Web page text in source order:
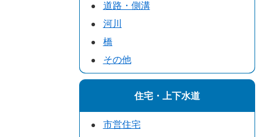
道路・側溝
河川
橋
その他
住宅・上下水道
市営住宅